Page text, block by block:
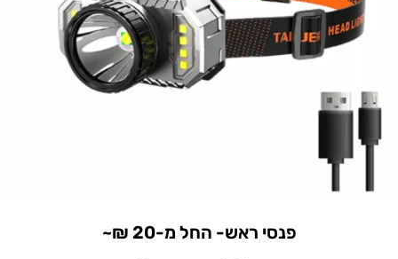
פנסי ראש- החל מ-20 ₪~